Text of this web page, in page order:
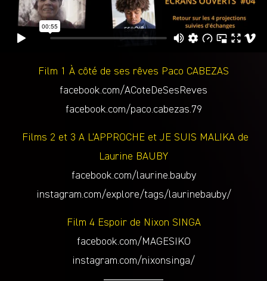
Film 1 À côté de ses rêves Paco CABEZAS
facebook.com/ACoteDeSesReves
facebook.com/paco.cabezas.79
Films 2 et 3 A L’APPROCHE et JE SUIS MALIKA de
Laurine BAUBY
facebook.com/laurine.bauby
instagram.com/explore/tags/laurinebauby/
Film 4 Espoir de Nixon SINGA
facebook.com/MAGESIKO
instagram.com/nixonsinga/